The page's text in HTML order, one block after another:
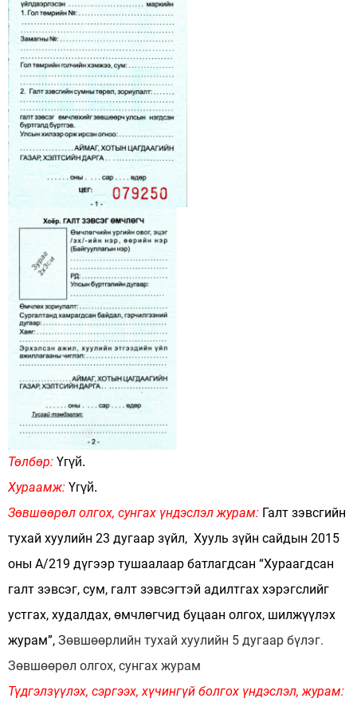
Төлбөр: Үгүй.
Хураамж: Үгүй.
Зөвшөөрөл олгох, сунгах үндэслэл журам: Галт зэвсгийн
тухай хуулийн 23 дугаар зүйл, Хууль зүйн сайдын 2015
оны А/219 дүгээр тушаалаар батлагдсан “Хураагдсан
галт зэвсэг, сум, галт зэвсэгтэй адилтгах хэрэгслийг
устгах, худалдах, өмчлөгчид буцаан олгох, шилжүүлэх
журам”, Зөвшөөрлийн тухай хуулийн 5 дугаар бүлэг.
Зөвшөөрөл олгох, сунгах журам
Түдгэлзүүлэх, сэргээх, хүчингүй болгох үндэслэл, журам: